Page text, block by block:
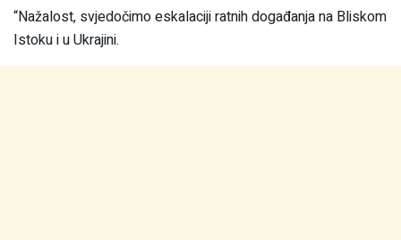
“Nažalost, svjedočimo eskalaciji ratnih događanja na Bliskom
Istoku i u Ukrajini.